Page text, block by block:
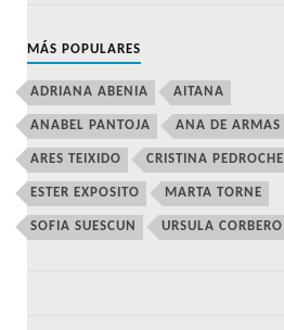
MÁS POPULARES
ADRIANA ABENIA AITANA
ANABEL PANTOJA ANA DE ARMAS
ARES TEIXIDO CRISTINA PEDROCHE
ESTER EXPOSITO MARTA TORNE
SOFIA SUESCUN URSULA CORBERO